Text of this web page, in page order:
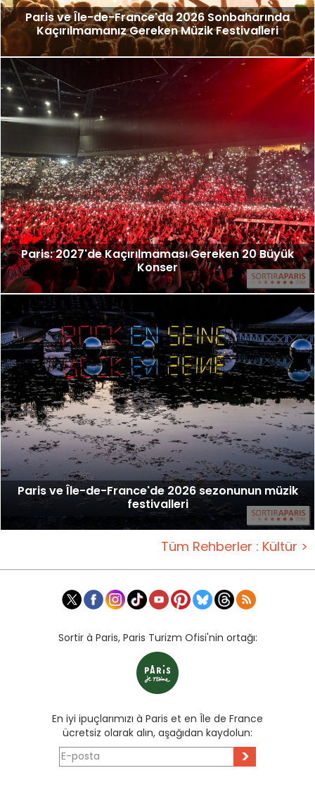
Paris ve Île-de-France'da 2026 Sonbaharında
Kaçırılmamanız Gereken Müzik Festivalleri
Paris: 2027'de Kaçırılmaması Gereken 20 Büyük
Konser
Paris ve Île-de-France'de 2026 sezonunun müzik
festivalleri
Tüm Rehberler : Kültür >
Sortir à Paris, Paris Turizm Ofisi'nin ortağı:
En iyi ipuçlarımızı à Paris et en Île de France
ücretsiz olarak alın, aşağıdan kaydolun:
>